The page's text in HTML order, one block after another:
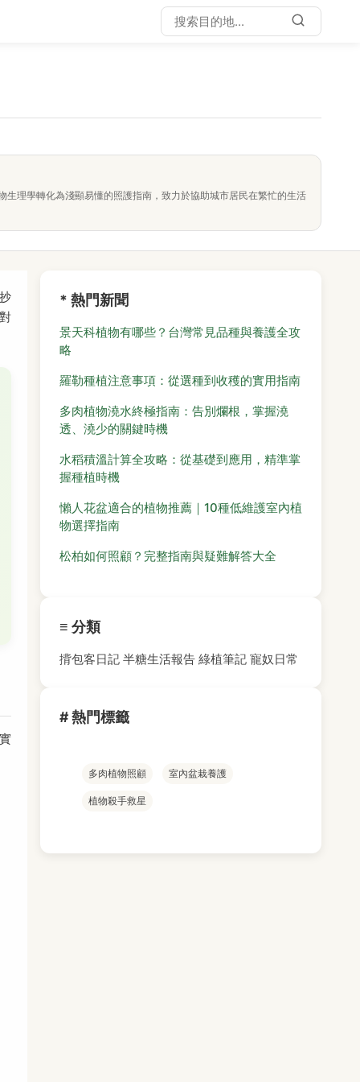
理學轉化為淺顯易懂的照護指南，致力於協助城市居民在繁忙的生活
* 熱門新聞
景天科植物有哪些？台灣常見品種與養護全攻
略
羅勒種植注意事項：從選種到收穫的實用指南
多肉植物澆水終極指南：告別爛根，掌握澆
透、澆少的關鍵時機
水稻積溫計算全攻略：從基礎到應用，精準掌
握種植時機
懶人花盆適合的植物推薦｜10種低維護室內植
物選擇指南
松柏如何照顧？完整指南與疑難解答大全
≡ 分類
揹包客日記 半糖生活報告 綠植筆記 寵奴日常
# 熱門標籤
多肉植物照顧 室內盆栽養護
植物殺手救星